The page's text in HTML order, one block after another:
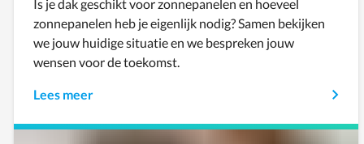
Is je dak geschikt voor zonnepanelen en hoeveel
zonnepanelen heb je eigenlijk nodig? Samen bekijken
we jouw huidige situatie en we bespreken jouw
wensen voor de toekomst.
Lees meer